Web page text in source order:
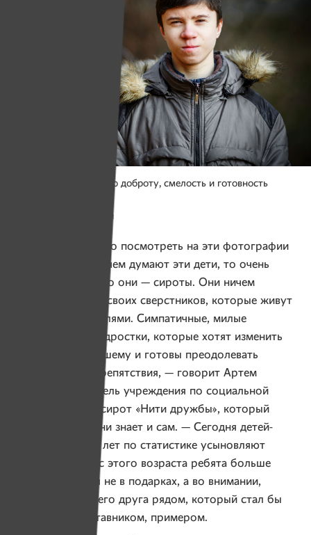
В своих друзьях я ценю доброту, смелость и готовность
Фото: Юлия Мацкевич
— Если внимательно посмотреть на эти фотографии
и прочитать то, о чем думают эти дети, то очень
трудно сказать, что они — сироты. Они ничем
не отличаются от своих сверстников, которые живут
в семьях с родителями. Симпатичные, милые
и обаятельные подростки, которые хотят изменить
свою жизнь к лучшему и готовы преодолевать
в жизни любые препятствия, — говорит Артем
Головий, основатель учреждения по социальной
адаптации детей сирот «Нити дружбы», который
о сиротской жизни знает и сам. — Сегодня детей-
сирот старше 10 лет по статистике усыновляют
крайне редко. А с этого возраста ребята больше
всего нуждаются не в подарках, а во внимании,
в наличии старшего друга рядом, который стал бы
для ребенка наставником, примером.